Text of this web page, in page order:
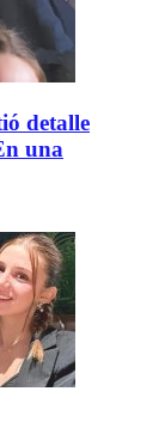
detalle
una